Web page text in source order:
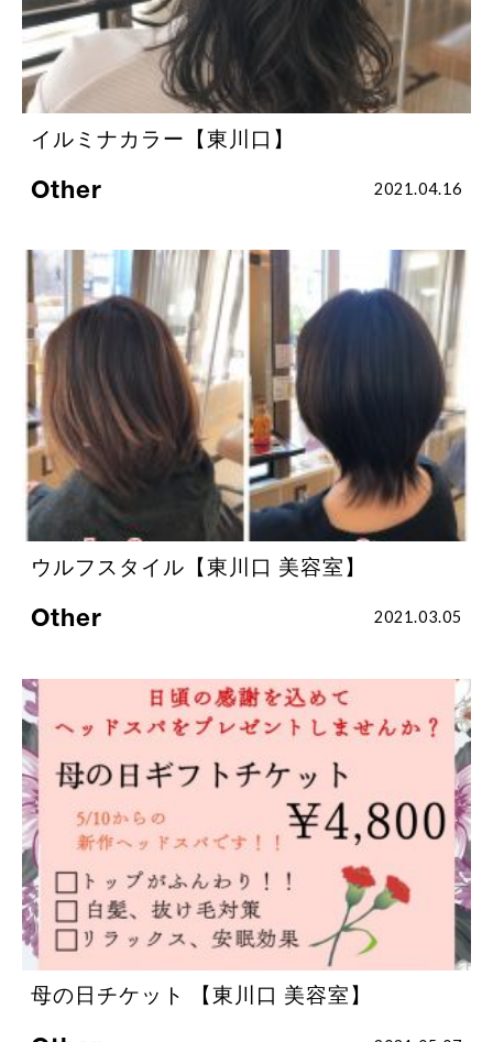
イルミナカラー【東川口】
Other 2021.04.16
ウルフスタイル【東川口 美容室】
Other 2021.03.05
母の日チケット 【東川口 美容室】